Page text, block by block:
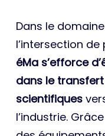
Dans le
l’intersection de
éMa s’efforce
dans le
scientifiques
l’industrie.